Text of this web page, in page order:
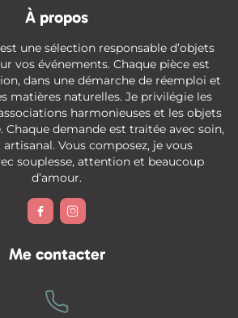
À propos
une sélection responsable d’objets
vos événements. Chaque pièce est
dans une démarche de réemploi et
matières naturelles. Je privilégie les
harmonieuses et les objets
demande est traitée avec soin,
Vous composez, je vous
souplesse, attention et beaucoup
d’amour.
 
Me contacter